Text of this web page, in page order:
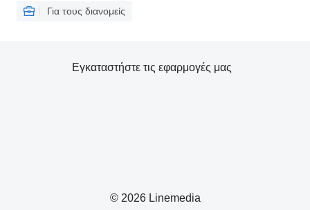
Για τους διανομείς
© 2026 Linemedia
Εγκαταστήστε τις εφαρμογές μας